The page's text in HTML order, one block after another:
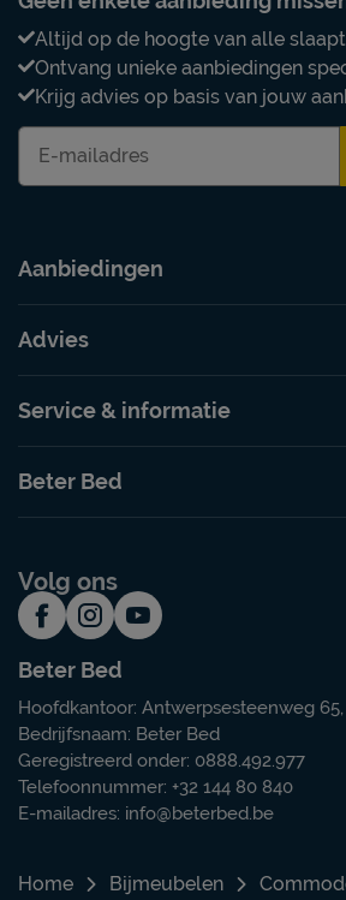
Altijd op de hoogte van alle
Ontvang unieke aanbiedingen
Krijg advies op basis van jouw
Aanbiedingen
Advies
Service & informatie
Beter Bed
Volg ons
Beter Bed
Hoofdkantoor: Antwerpsesteenweg
Bedrijfsnaam: Beter Bed
Geregistreerd onder: 0888.492.977
Telefoonnummer: +32 144 80 840
E-mailadres: info@beterbed.be
Home Bijmeubelen